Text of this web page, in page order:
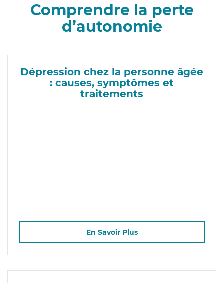
Comprendre la perte
d’autonomie
Dépression chez la personne âgée
: causes, symptômes et
traitements
En Savoir Plus